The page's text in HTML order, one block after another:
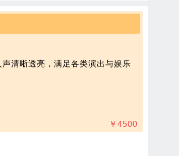
清晰透亮，满足各类演出与娱乐
￥ 4500